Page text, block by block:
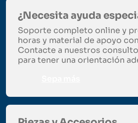
¿Necesita ayuda
Soporte completo online y
horas y material de apoyo
Contacte a nuestros
para tener una orientación